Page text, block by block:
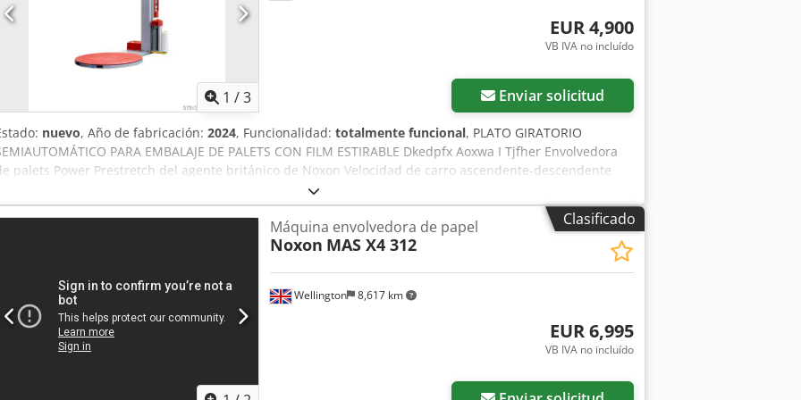
Largo: 530-1400 mm Dksdpfx Ajxr T Ezsfhor Espesor máximo de resma: 80 mm Espesor mínimo de
15 mm Desbobinador tipo carrusel de 4 posiciones: Diámetro de bobina 800/1000 mm Altura de
1800 mm incluyendo pallet Tipo de encolado: Hot melt Potencia: 500 V - 50 Hz PLC: Siemens S7
de aire: 6 bar Ubicación: Alejandría, Egipto
1 /3
EUR 4,900
VB IVA no incluído
Enviar solicitud
nuevo, Año de fabricación: 2024, Funcionalidad: totalmente funcional, PLATO GIRATORIO
PARA EMBALAJE DE PALETS CON FILM ESTIRABLE Dkedpfx Aoxwa I Tjfher Envolvedora
palets Power Prestretch del agente británico de Noxon Velocidad de carro ascendente-descendente
de refuerzo superior e inferior Tensión del film Velocidad de rotación de la mesa Parada
del carro al final del ciclo Ciclo ascendente-descendente Solo ciclo ascendente Ciclo manual
de autoaprendizaje Altímetro y retardo de fotocélula 6 programas memorizables N-Connect:
remota wifi para control total de la máquina
Clasificado
Wellington 8,617 km
Máquina envolvedora de papel
Noxon MAS X4 312
EUR 6,995
VB IVA no incluído